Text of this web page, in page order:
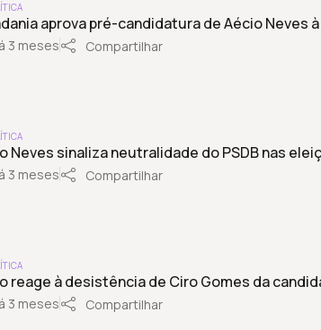
aprova pré-candidatura de Aécio Neves
3 meses Compartilhar
Neves sinaliza neutralidade do PSDB nas
3 meses Compartilhar
reage à desistência de Ciro Gomes da
3 meses Compartilhar